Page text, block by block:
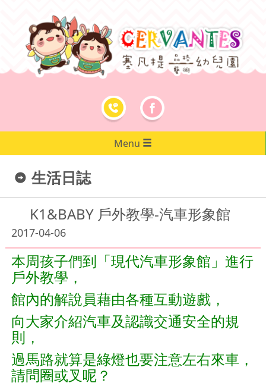
Menu
生活日誌
K1&BABY 戶外教學-汽車形象館
2017-04-06
本周孩子們到「現代汽車形象館」進行
戶外教學，
館內的解說員藉由各種互動遊戲，
向大家介紹汽車及認識交通安全的規
則，
過馬路就算是綠燈也要注意左右來車，
請問圈或叉呢？